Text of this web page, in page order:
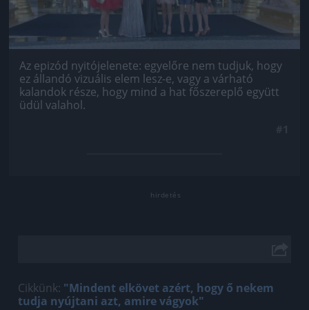
Az epizód nyitójelenete: egyelőre nem tudjuk, hogy
ez állandó vizuális elem lesz-e, vagy a várható
kalandok része, hogy mind a hat főszereplő együtt
üdül valahol.
Cikkünk: "Mindent elkövet azért, hogy ő nekem
tudja nyújtani azt, amire vágyok"